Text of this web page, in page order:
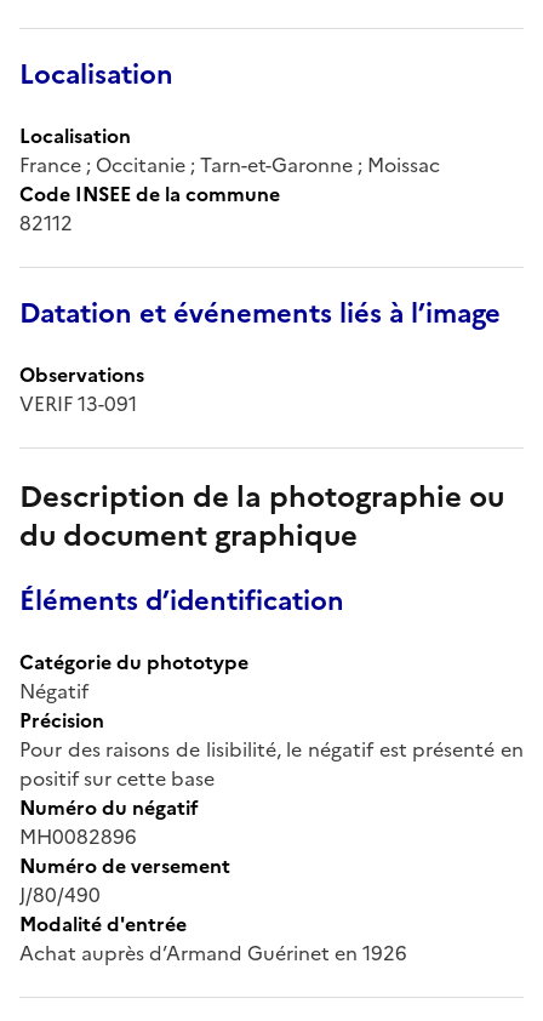
Localisation
Localisation
France ; Occitanie ; Tarn-et-Garonne ; Moissac
Code INSEE de la commune
82112
Datation et événements liés à l’image
Observations
VERIF 13-091
Description de la photographie ou
du document graphique
Éléments d’identification
Catégorie du phototype
Négatif
Précision
Pour des raisons de lisibilité, le négatif est présenté en
positif sur cette base
Numéro du négatif
MH0082896
Numéro de versement
J/80/490
Modalité d'entrée
Achat auprès d’Armand Guérinet en 1926